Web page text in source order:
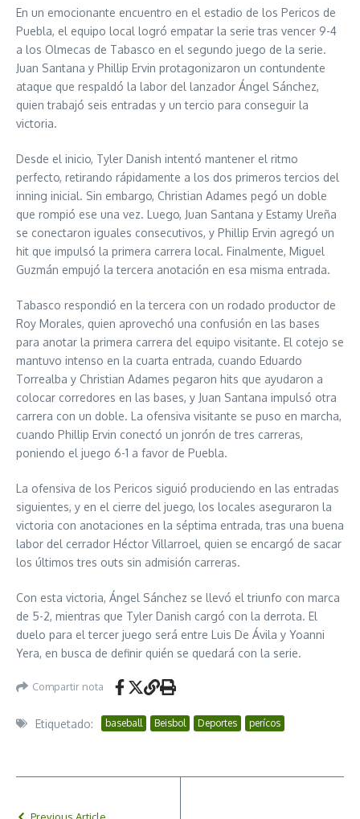
En un emocionante encuentro en el estadio de los Pericos de
Puebla, el equipo local logró empatar la serie tras vencer 9-4
a los Olmecas de Tabasco en el segundo juego de la serie.
Juan Santana y Phillip Ervin protagonizaron un contundente
ataque que respaldó la labor del lanzador Ángel Sánchez,
quien trabajó seis entradas y un tercio para conseguir la
victoria.
Desde el inicio, Tyler Danish intentó mantener el ritmo
perfecto, retirando rápidamente a los dos primeros tercios del
inning inicial. Sin embargo, Christian Adames pegó un doble
que rompió ese una vez. Luego, Juan Santana y Estamy Ureña
se conectaron iguales consecutivos, y Phillip Ervin agregó un
hit que impulsó la primera carrera local. Finalmente, Miguel
Guzmán empujó la tercera anotación en esa misma entrada.
Tabasco respondió en la tercera con un rodado productor de
Roy Morales, quien aprovechó una confusión en las bases
para anotar la primera carrera del equipo visitante. El cotejo se
mantuvo intenso en la cuarta entrada, cuando Eduardo
Torrealba y Christian Adames pegaron hits que ayudaron a
colocar corredores en las bases, y Juan Santana impulsó otra
carrera con un doble. La ofensiva visitante se puso en marcha,
cuando Phillip Ervin conectó un jonrón de tres carreras,
poniendo el juego 6-1 a favor de Puebla.
La ofensiva de los Pericos siguió produciendo en las entradas
siguientes, y en el cierre del juego, los locales aseguraron la
victoria con anotaciones en la séptima entrada, tras una buena
labor del cerrador Héctor Villarroel, quien se encargó de sacar
los últimos tres outs sin admisión carreras.
Con esta victoria, Ángel Sánchez se llevó el triunfo con marca
de 5-2, mientras que Tyler Danish cargó con la derrota. El
duelo para el tercer juego será entre Luis De Ávila y Yoanni
Yera, en busca de definir quién se quedará con la serie.
Compartir nota
Etiquetado: baseball Beisbol Deportes perícos
Previous Article